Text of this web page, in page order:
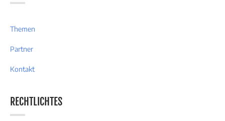
Themen
Partner
Kontakt
RECHTLICHTES